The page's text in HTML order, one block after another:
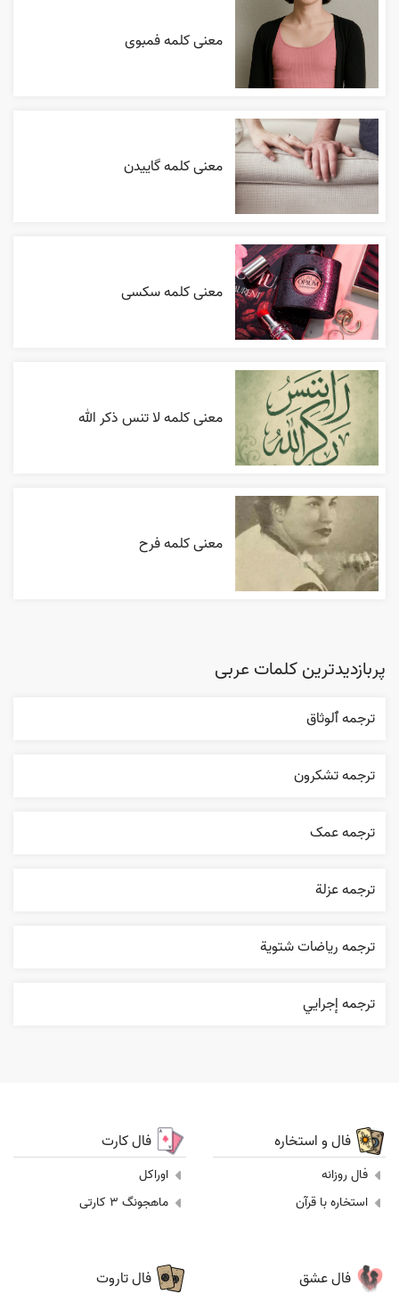
معنی کلمه فمبوی
معنی کلمه گاییدن
معنی کلمه سکسی
معنی کلمه لا تنس ذکر الله
معنی کلمه فرح
پربازدیدترین کلمات عربی
ترجمه ٱلوثاق
ترجمه تشکرون
ترجمه عمک
ترجمه عزلة
ترجمه رياضات شتوية
ترجمه إجرایي
فال و استخاره
فال روزانه
استخاره با قرآن
فال کارت
اوراکل
ماهجونگ 3 کارتی
فال عشق فال تاروت